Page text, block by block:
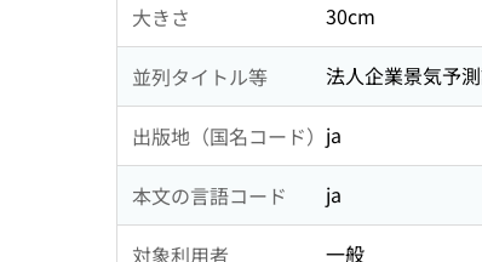
大きさ 30cm
並列タイトル等 法人企業景気予
出版地（国名コード） ja
本文の言語コード ja
対象利用者 一般